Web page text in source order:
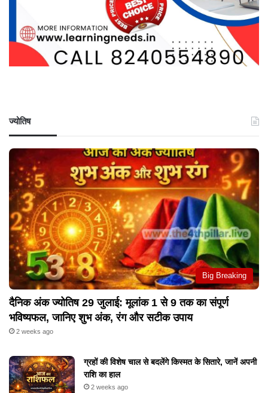
ज्योतिष
Big Breaking
दैनिक अंक ज्योतिष 29 जुलाई: मूलांक 1 से 9 तक का संपूर्ण
भविष्यफल, जानिए शुभ अंक, रंग और सटीक उपाय
2 weeks ago
ग्रहों की विशेष चाल से बदलेंगे किस्मत के सितारे, जानें अपनी
राशि का हाल
2 weeks ago